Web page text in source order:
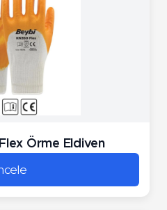
Örme Eldiven